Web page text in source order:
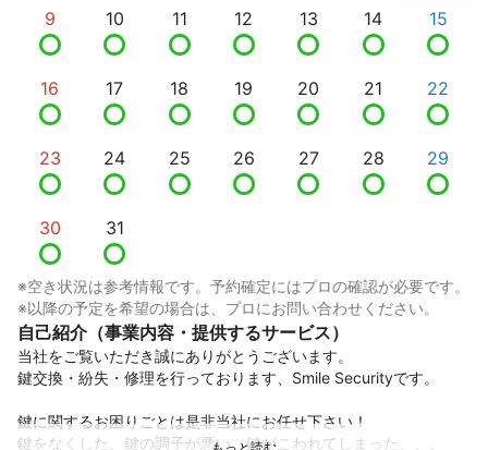
9 10 11 12 13 14 15
16 17 18 19 20 21 22
23 24 25 26 27 28 29
30 31
※空き状況は参考情報です。予約確定にはプロの確認が必要です。
※以降の予定を希望の場合は、プロにお問い合わせください。
自己紹介（事業内容・提供するサービス）
当社をご覧いただき誠にありがとうございます。
鍵交換・紛失・修理を行っております、Smile Securityです。
鍵に関するお困りごとは是非当社にお任せ下さい！
鍵をなくした、鍵の調子が悪い、鍵がこわれてしまった、、。